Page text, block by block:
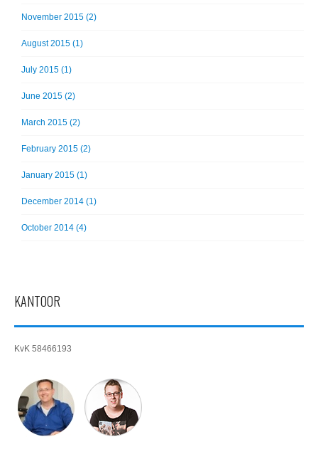
November 2015 (2)
August 2015 (1)
July 2015 (1)
June 2015 (2)
March 2015 (2)
February 2015 (2)
January 2015 (1)
December 2014 (1)
October 2014 (4)
KANTOOR
KvK 58466193